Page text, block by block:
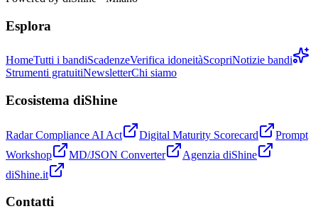
Esplora
HomeTutti i bandiScadenzeVerifica idoneitàScopriNotizie bandi
Strumenti gratuitiNewsletterChi siamo
Ecosistema diShine
Radar Compliance AI Act Digital Maturity Scorecard
Prompt
Workshop
MD/JSON Converter
Agenzia diShine
diShine.it
Contatti